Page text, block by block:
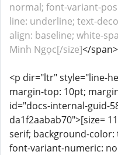
normal; font-variant-
line: underline; text-
align: baseline; white-
Minh Ngọc[/size]</span>
<p dir="ltr" style="line-
margin-top: 10pt;
id="docs-internal-guid-
da1f2aabab70">[size=
serif; background-
font-variant-numeric: